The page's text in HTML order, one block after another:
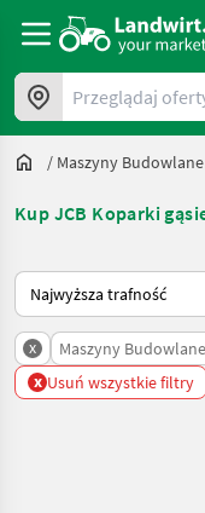
Przeglądaj oferty
/ Maszyny Budowlane
Kup JCB Koparki
Tak sortuje się na
x Maszyny Budowlane
x Usuń wszystkie filtry